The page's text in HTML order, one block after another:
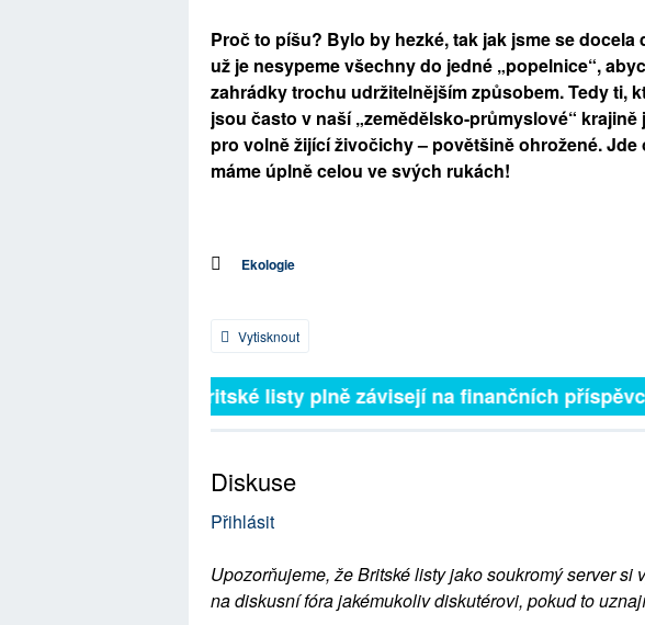
Proč to píšu? Bylo by hezké, tak jak jsme se
už je nesypeme všechny do jedné „popelnice“,
zahrádky trochu udržitelnějším způsobem. Tedy ti,
jsou často v naší „zemědělsko-průmyslové“
pro volně žijící živočichy – povětšině ohrožené. Jde
máme úplně celou ve svých rukách!
Ekologie
Vytisknout
Britské listy plně závisejí na finančních
Diskuse
Přihlásit
Upozorňujeme, že Britské listy jako soukromý server si
na diskusní fóra jakémukoliv diskutérovi, pokud to